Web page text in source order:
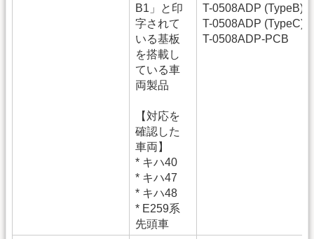
B1」と印
字されて
いる基板
を搭載し
ている車
両製品
【対応を
確認した
車両】
* キハ40
* キハ47
* キハ48
* E259系
先頭車
T-0508ADP (TypeB)
T-0508ADP (TypeC)
T-0508ADP-PCB